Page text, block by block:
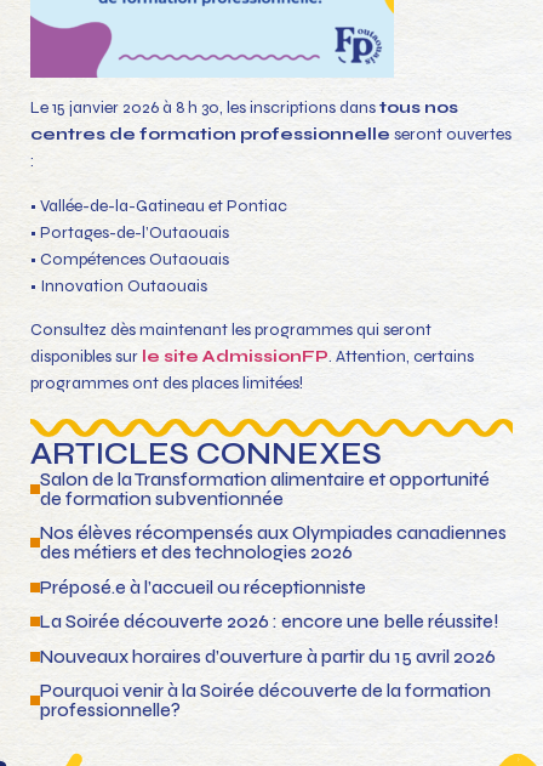
ARTICLES CONNEXES
Salon de la Transformation alimentaire et opportunité
de formation subventionnée
Nos élèves récompensés aux Olympiades canadiennes
des métiers et des technologies 2026
Préposé.e à l’accueil ou réceptionniste
La Soirée découverte 2026 : encore une belle réussite!
Nouveaux horaires d’ouverture à partir du 15 avril 2026
Pourquoi venir à la Soirée découverte de la formation
professionnelle?
Le 15 janvier 2026 à 8 h 30, les inscriptions danstous nos
centres de formation professionnelle seront ouvertes
:
• Vallée-de-la-Gatineau et Pontiac
• Portages-de-l’Outaouais
• Compétences Outaouais
• Innovation Outaouais
Consultez dès maintenant les programmes qui seront
disponibles sur le site AdmissionFP. Attention, certains
programmes ont des places limitées!